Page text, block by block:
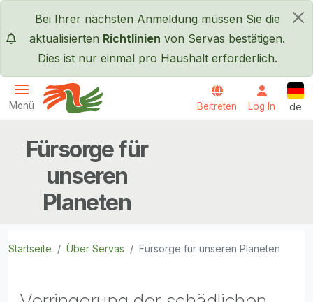
×
Bei Ihrer nächsten Anmeldung müssen Sie die
aktualisierten Richtlinien von Servas bestätigen.
Dies ist nur einmal pro Haushalt erforderlich.
Menü Beitreten Log In de
Fürsorge für
unseren
Planeten
Startseite Über Servas Fürsorge für unseren Planeten